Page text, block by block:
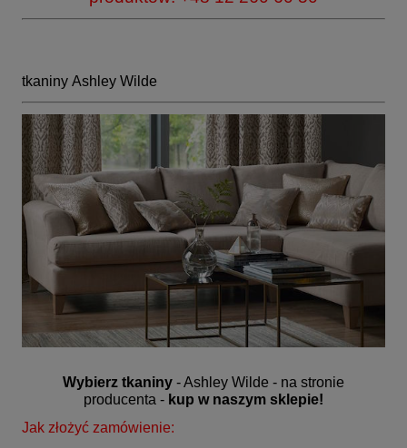
tkaniny Ashley Wilde
Wybierz tkaniny - Ashley Wilde - na stronie
producenta - kup w naszym sklepie!
Jak złożyć zamówienie: